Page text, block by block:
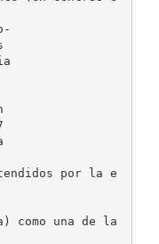
por la e
como una de la